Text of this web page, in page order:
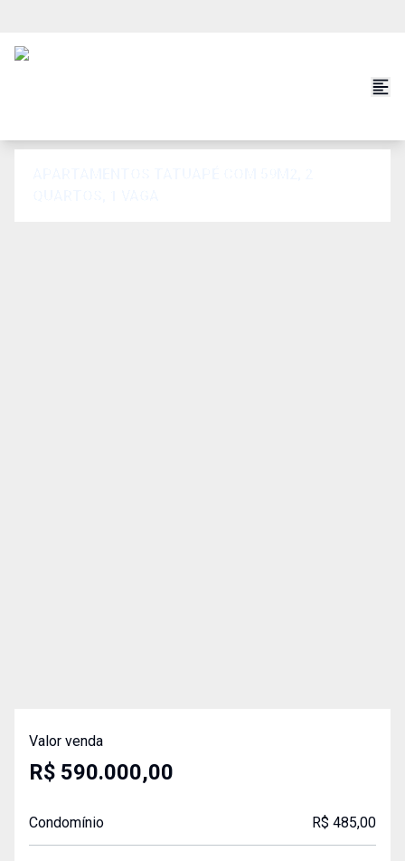
Valor venda
R$ 590.000,00
Condomínio R$ 485,00